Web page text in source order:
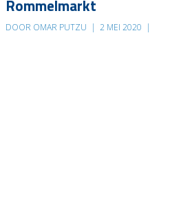
Rommelmarkt
DOOR OMAR PUTZU | 2 MEI 2020 |